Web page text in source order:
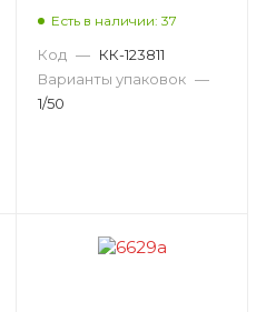
НАКЛЕЙКАМИ:
ЗАГАДКИ, ПОСЛОВИ
6629б
Есть в наличии: 37
Код — КК-123811
Варианты упаковок —
1/50